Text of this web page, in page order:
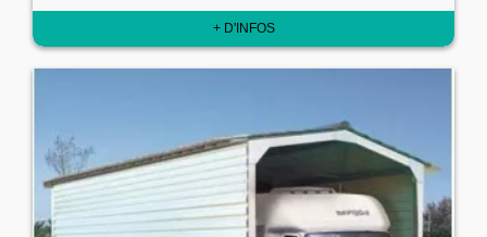
+ D'INFOS